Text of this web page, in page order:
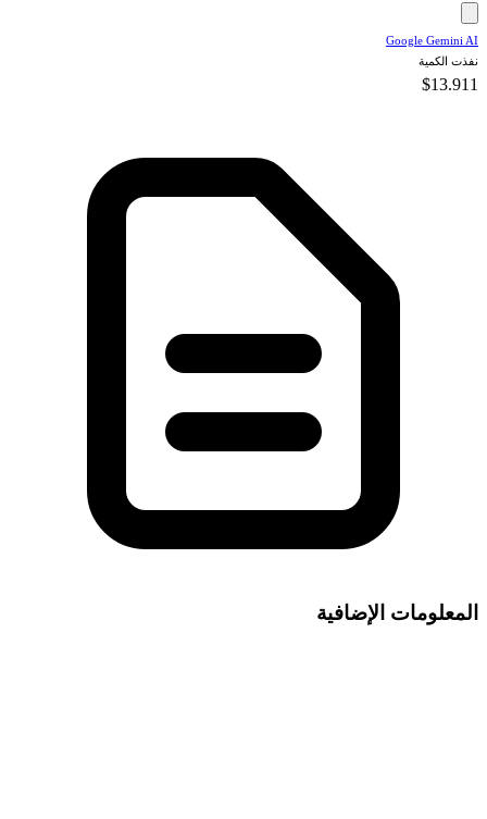
Google Gemini AI
نفذت الكمية
$13.911
المعلومات الإضافية